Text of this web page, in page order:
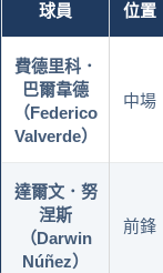
球員 位置
費德里科．
巴爾韋德
（Federico
Valverde）
中場
達爾文．努
涅斯
（Darwin
Núñez）
前鋒